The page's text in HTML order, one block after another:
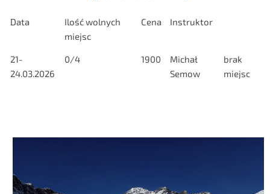
Data
Ilość wolnych
miejsc
Cena Instruktor
21-
24.03.2026
0/4 1900
Michał
Semow
brak
miejsc